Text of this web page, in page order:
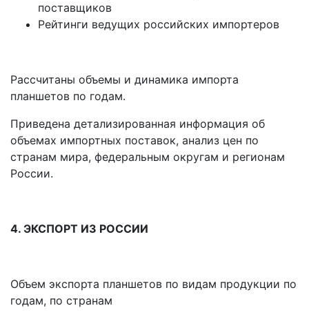
поставщиков
Рейтинги ведущих российских импортеров
Рассчитаны объемы и динамика импорта
планшетов по годам.
Приведена детализированная информация об
объемах импортных поставок, анализ цен по
странам мира, федеральным округам и регионам
России.
4. ЭКСПОРТ ИЗ РОССИИ
Объем экспорта планшетов по видам продукции по
годам, по странам